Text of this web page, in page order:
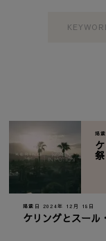
掲
祭
掲載日 2024年 12月 18日
ケリングとスール